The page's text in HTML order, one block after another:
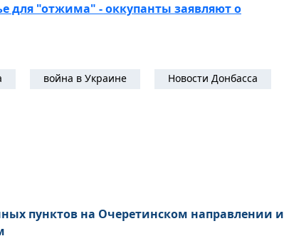
для "отжима" - оккупанты заявляют о
война в Украине Новости Донбасса
пунктов на Очеретинском направлении и